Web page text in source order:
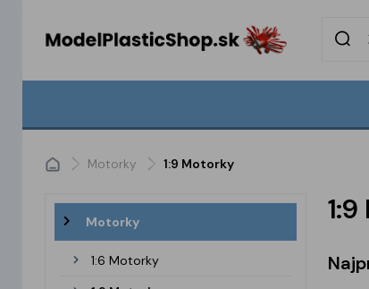
Motorky 1:9 Motorky
Motorky
1:6 Motorky